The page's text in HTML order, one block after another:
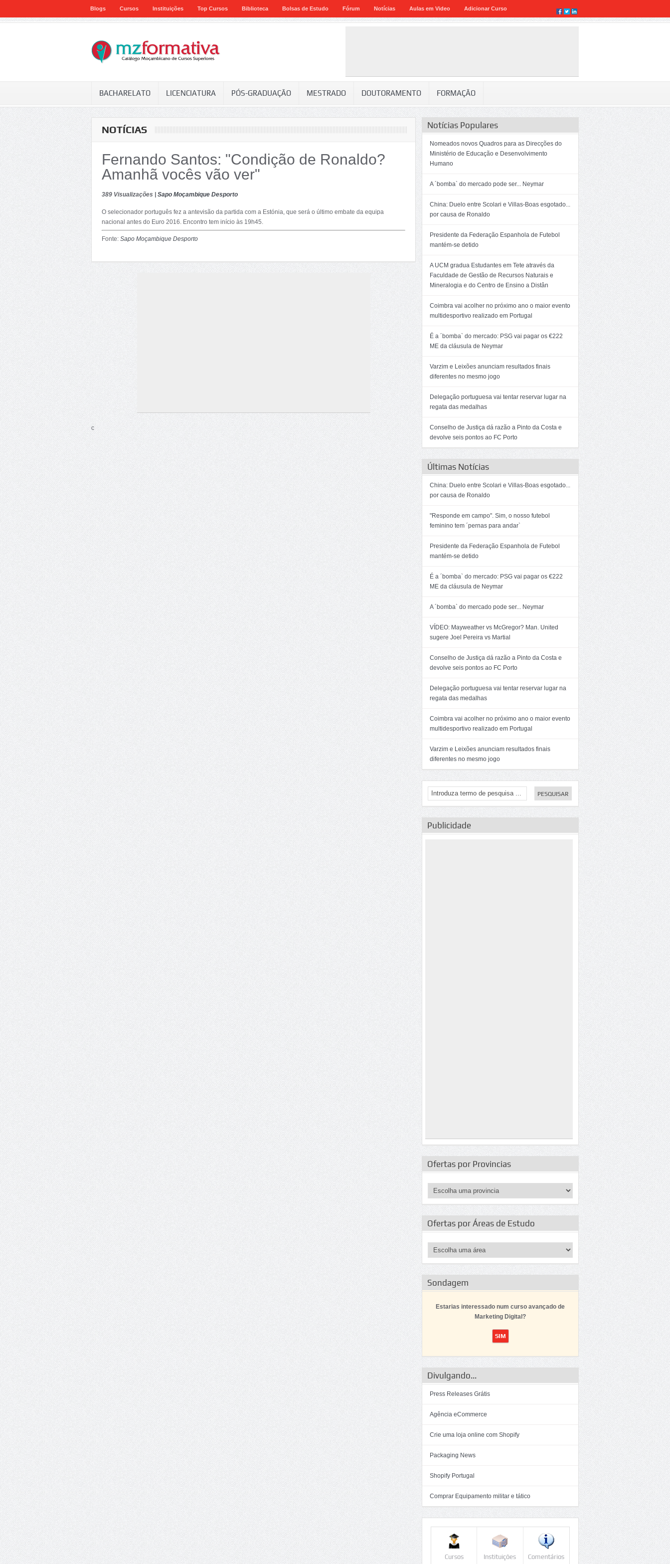
Blogs Cursos Instituições Top Cursos Biblioteca Bolsas de Estudo Fórum Notícias Aulas em Video Adicionar Curso
BACHARELATO LICENCIATURA PÓS-GRADUAÇÃO MESTRADO DOUTORAMENTO FORMAÇÃO
NOTÍCIAS
Fernando Santos: "Condição de Ronaldo?
Amanhã vocês vão ver"
389 Visualizações | Sapo Moçambique Desporto
O selecionador português fez a antevisão da partida com a Estónia, que será o último embate da equipa
nacional antes do Euro 2016. Encontro tem início às 19h45.
Fonte: Sapo Moçambique Desporto
c
Notícias Populares
Nomeados novos Quadros para as Direcções do
Ministério de Educação e Desenvolvimento
Humano
A ´bomba` do mercado pode ser... Neymar
China: Duelo entre Scolari e Villas-Boas esgotado...
por causa de Ronaldo
Presidente da Federação Espanhola de Futebol
mantém-se detido
A UCM gradua Estudantes em Tete através da
Faculdade de Gestão de Recursos Naturais e
Mineralogia e do Centro de Ensino a Distân
Coimbra vai acolher no próximo ano o maior evento
multidesportivo realizado em Portugal
É a ´bomba` do mercado: PSG vai pagar os €222
ME da cláusula de Neymar
Varzim e Leixões anunciam resultados finais
diferentes no mesmo jogo
Delegação portuguesa vai tentar reservar lugar na
regata das medalhas
Conselho de Justiça dá razão a Pinto da Costa e
devolve seis pontos ao FC Porto
Últimas Notícias
China: Duelo entre Scolari e Villas-Boas esgotado...
por causa de Ronaldo
"Responde em campo". Sim, o nosso futebol
feminino tem ´pernas para andar`
Presidente da Federação Espanhola de Futebol
mantém-se detido
É a ´bomba` do mercado: PSG vai pagar os €222
ME da cláusula de Neymar
A ´bomba` do mercado pode ser... Neymar
VÍDEO: Mayweather vs McGregor? Man. United
sugere Joel Pereira vs Martial
Conselho de Justiça dá razão a Pinto da Costa e
devolve seis pontos ao FC Porto
Delegação portuguesa vai tentar reservar lugar na
regata das medalhas
Coimbra vai acolher no próximo ano o maior evento
multidesportivo realizado em Portugal
Varzim e Leixões anunciam resultados finais
diferentes no mesmo jogo
Publicidade
Ofertas por Provincias
Ofertas por Áreas de Estudo
Sondagem
Estarias interessado num curso avançado de
Marketing Digital?
Divulgando...
Press Releases Grátis
Agência eCommerce
Crie uma loja online com Shopify
Packaging News
Shopify Portugal
Comprar Equipamento militar e tático
Cursos Instituições Comentários